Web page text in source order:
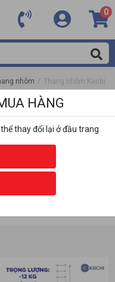
0
nhôm / Thang nhôm Kachi
HÀNG
thay đổi lại ở đầu trang